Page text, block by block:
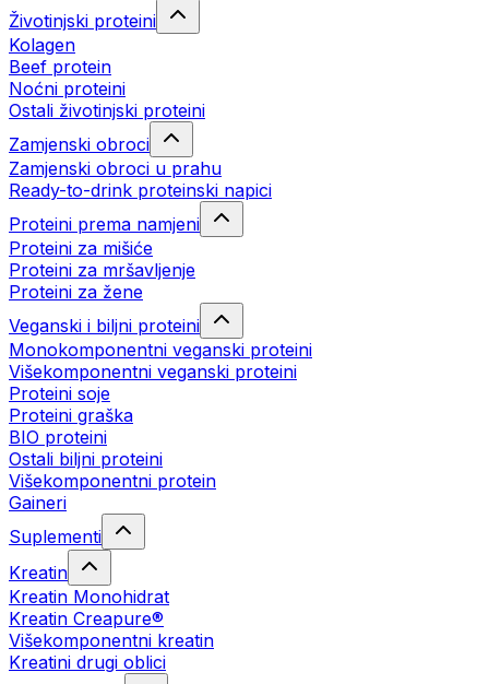
Životinjski proteini
Kolagen
Beef protein
Noćni proteini
Ostali životinjski proteini
Zamjenski obroci
Zamjenski obroci u prahu
Ready-to-drink proteinski napici
Proteini prema namjeni
Proteini za mišiće
Proteini za mršavljenje
Proteini za žene
Veganski i biljni proteini
Monokomponentni veganski proteini
Višekomponentni veganski proteini
Proteini soje
Proteini graška
BIO proteini
Ostali biljni proteini
Višekomponentni protein
Gaineri
Suplementi
Kreatin
Kreatin Monohidrat
Kreatin Creapure®
Višekomponentni kreatin
Kreatini drugi oblici